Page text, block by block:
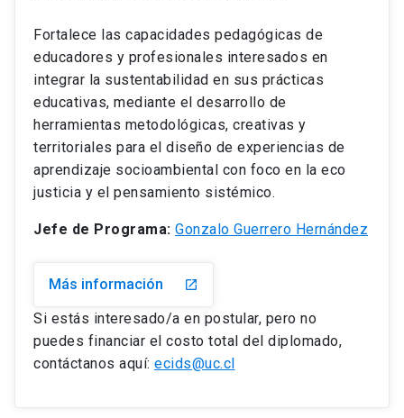
Fortalece las capacidades pedagógicas de
educadores y profesionales interesados en
integrar la sustentabilidad en sus prácticas
educativas, mediante el desarrollo de
herramientas metodológicas, creativas y
territoriales para el diseño de experiencias de
aprendizaje socioambiental con foco en la eco
justicia y el pensamiento sistémico.
Jefe de Programa: Gonzalo Guerrero Hernández
Más información launch
Si estás interesado/a en postular, pero no
puedes financiar el costo total del diplomado,
contáctanos aquí: ecids@uc.cl